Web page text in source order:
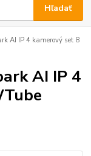
Hľadať
AI IP 4 kamerový set 8
AI IP 4